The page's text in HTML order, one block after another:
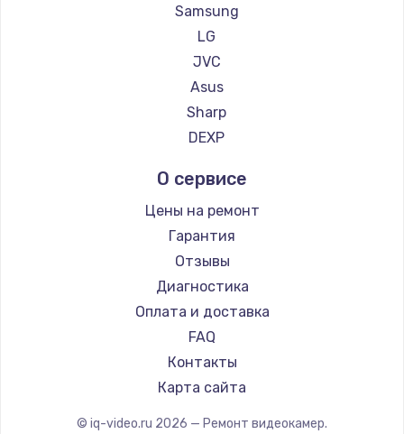
Замена регулятора режимов конфорки
900 руб.
Заказать
Замена сенсорного датчика
1300 руб.
Заказать
Замена сигнальной лампы
1200 руб.
Замена системной платы
1500 руб.
Заказать
Замена температурного датчика
Samsung
LG
JVC
Asus
Sharp
DEXP
О сервисе
Цены на ремонт
Гарантия
Отзывы
Диагностика
Оплата и доставка
FAQ
Контакты
Карта сайта
© iq-video.ru 2026 — Ремонт видеокамер.